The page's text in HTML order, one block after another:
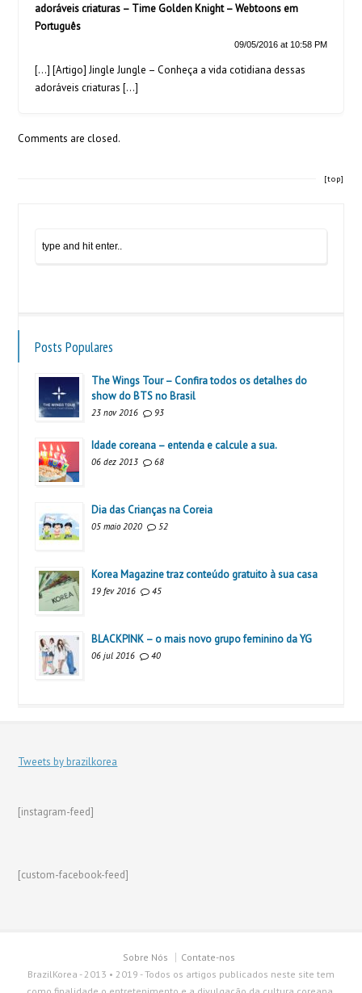
adoráveis criaturas – Time Golden Knight – Webtoons em
Português
09/05/2016 at 10:58 PM
[…] [Artigo] Jingle Jungle – Conheça a vida cotidiana dessas
adoráveis criaturas […]
Comments are closed.
[top]
Posts Populares
The Wings Tour – Confira todos os detalhes do
show do BTS no Brasil
23 nov 2016 93
Idade coreana – entenda e calcule a sua.
06 dez 2013 68
Dia das Crianças na Coreia
05 maio 2020 52
Korea Magazine traz conteúdo gratuito à sua casa
19 fev 2016 45
BLACKPINK – o mais novo grupo feminino da YG
06 jul 2016 40
Tweets by brazilkorea
[instagram-feed]
[custom-facebook-feed]
Sobre Nós
Contate-nos
BrazilKorea - 2013 • 2019 - Todos os artigos publicados neste site tem